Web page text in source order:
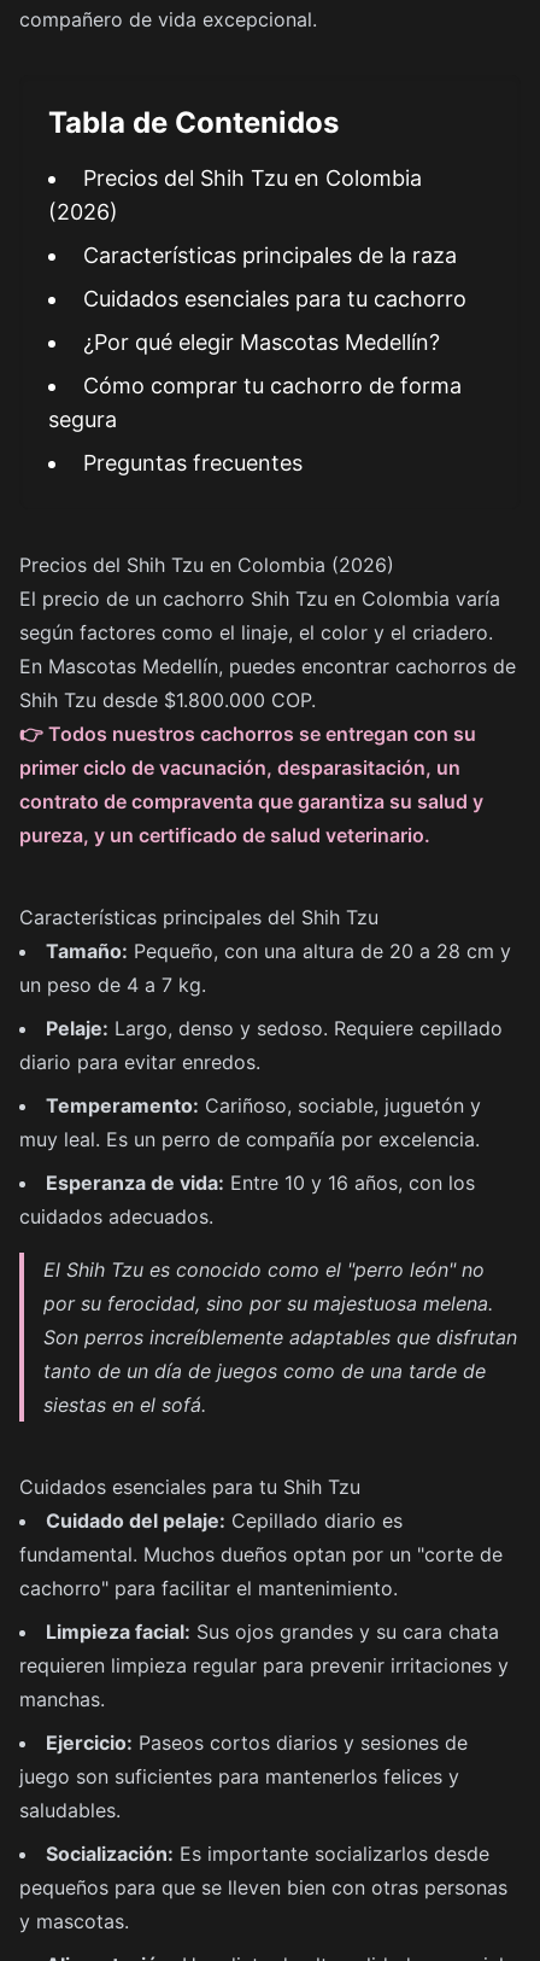
compañero de vida excepcional.
Tabla de Contenidos
Precios del Shih Tzu en Colombia
(2026)
Características principales de la raza
Cuidados esenciales para tu cachorro
¿Por qué elegir Mascotas Medellín?
Cómo comprar tu cachorro de forma
segura
Preguntas frecuentes
Precios del Shih Tzu en Colombia (2026)
El precio de un cachorro Shih Tzu en Colombia varía
según factores como el linaje, el color y el criadero.
En Mascotas Medellín, puedes encontrar cachorros de
Shih Tzu desde $1.800.000 COP.
👉 Todos nuestros cachorros se entregan con su
primer ciclo de vacunación, desparasitación, un
contrato de compraventa que garantiza su salud y
pureza, y un certificado de salud veterinario.
Características principales del Shih Tzu
Tamaño: Pequeño, con una altura de 20 a 28 cm y
un peso de 4 a 7 kg.
Pelaje: Largo, denso y sedoso. Requiere cepillado
diario para evitar enredos.
Temperamento: Cariñoso, sociable, juguetón y
muy leal. Es un perro de compañía por excelencia.
Esperanza de vida: Entre 10 y 16 años, con los
cuidados adecuados.
El Shih Tzu es conocido como el "perro león" no
por su ferocidad, sino por su majestuosa melena.
Son perros increíblemente adaptables que disfrutan
tanto de un día de juegos como de una tarde de
siestas en el sofá.
Cuidados esenciales para tu Shih Tzu
Cuidado del pelaje: Cepillado diario es
fundamental. Muchos dueños optan por un "corte de
cachorro" para facilitar el mantenimiento.
Limpieza facial: Sus ojos grandes y su cara chata
requieren limpieza regular para prevenir irritaciones y
manchas.
Ejercicio: Paseos cortos diarios y sesiones de
juego son suficientes para mantenerlos felices y
saludables.
Socialización: Es importante socializarlos desde
pequeños para que se lleven bien con otras personas
y mascotas.